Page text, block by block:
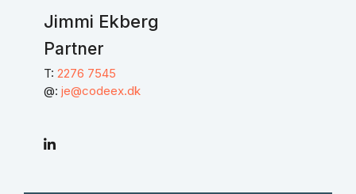
Jimmi Ekberg
Partner
T: 2276 7545
@: je@codeex.dk